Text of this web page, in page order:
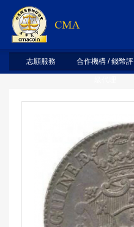
志願服務 合作機構 / 錢幣評